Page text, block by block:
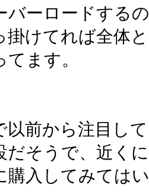
バーロードする
掛けてれば全体
ます。
以前から注目し
だそうで、近く
購入してみては